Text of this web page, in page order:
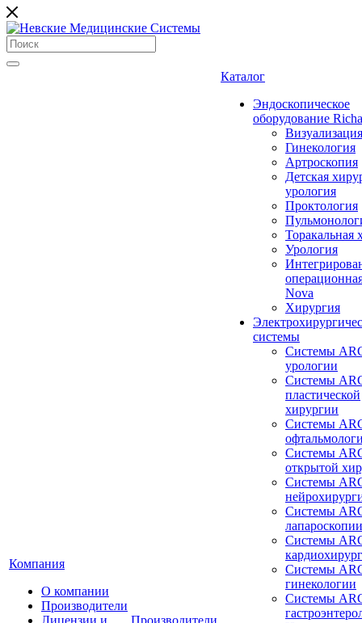
Компания
О компании
Производители
Лицензии и
Производители
Каталог
Эндоскопическое
оборудование
Визуализация
Гинекология
Артроскопия
Детская
урология
Проктология
Торакальная
Урология
Nova
Хирургия
системы
Системы
урологии
Системы
пластической
хирургии
Системы
Системы
открытой
Системы
Системы
лапароскопии
Системы
Системы
гинекологии
Системы